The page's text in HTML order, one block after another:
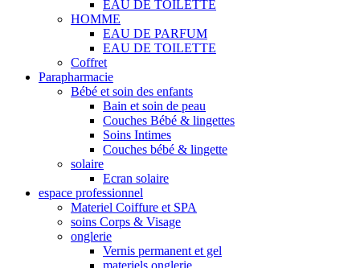
EAU DE TOILETTE
HOMME
EAU DE PARFUM
EAU DE TOILETTE
Coffret
Parapharmacie
Bébé et soin des enfants
Bain et soin de peau
Couches Bébé & lingettes
Soins Intimes
Couches bébé & lingette
solaire
Ecran solaire
espace professionnel
Materiel Coiffure et SPA
soins Corps & Visage
onglerie
Vernis permanent et gel
materiels onglerie